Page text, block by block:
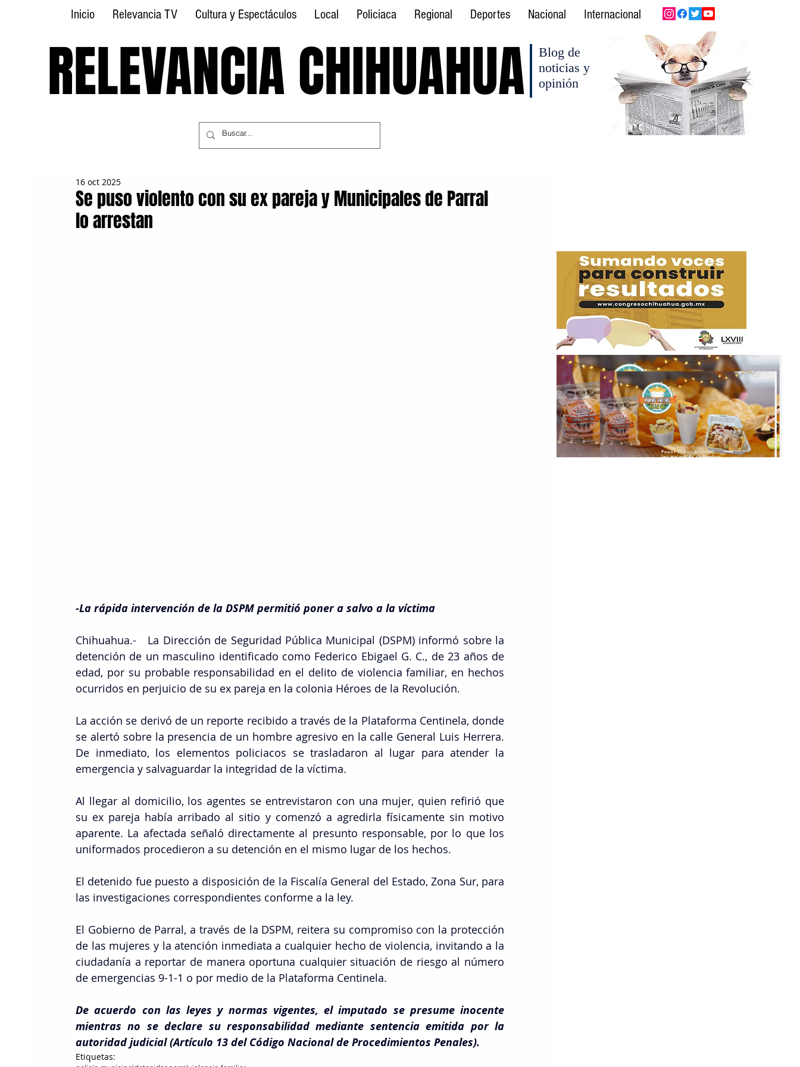
Inicio Relevancia TV Cultura y Espectáculos Local Policiaca Regional Deportes Nacional Internacional
RELEVANCIA CHIHUAHUA
RELEVANCIA CHIHUAHUA
Blog de
noticias y
opinión
Se puso violento con su ex pareja y Municipales de Parral
lo arrestan
16 oct 2025
-La rápida intervención de la DSPM permitió poner a salvo a la víctima
Chihuahua.-   La Dirección de Seguridad Pública Municipal (DSPM) informó sobre la
detención de un masculino identificado como Federico Ebigael G. C., de 23 años de
edad, por su probable responsabilidad en el delito de violencia familiar, en hechos
ocurridos en perjuicio de su ex pareja en la colonia Héroes de la Revolución.
La acción se derivó de un reporte recibido a través de la Plataforma Centinela, donde
se alertó sobre la presencia de un hombre agresivo en la calle General Luis Herrera.
De inmediato, los elementos policiacos se trasladaron al lugar para atender la
emergencia y salvaguardar la integridad de la víctima.
Al llegar al domicilio, los agentes se entrevistaron con una mujer, quien refirió que
su ex pareja había arribado al sitio y comenzó a agredirla físicamente sin motivo
aparente. La afectada señaló directamente al presunto responsable, por lo que los
uniformados procedieron a su detención en el mismo lugar de los hechos.
El detenido fue puesto a disposición de la Fiscalía General del Estado, Zona Sur, para
las investigaciones correspondientes conforme a la ley.
El Gobierno de Parral, a través de la DSPM, reitera su compromiso con la protección
de las mujeres y la atención inmediata a cualquier hecho de violencia, invitando a la
ciudadanía a reportar de manera oportuna cualquier situación de riesgo al número
de emergencias 9-1-1 o por medio de la Plataforma Centinela.
De acuerdo con las leyes y normas vigentes, el imputado se presume inocente
mientras no se declare su responsabilidad mediante sentencia emitida por la
autoridad judicial (Artículo 13 del Código Nacional de Procedimientos Penales).
Etiquetas: